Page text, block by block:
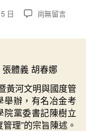
日
在
程”
夜
型
融
媒
尚無留言
體義 胡春娜
河文明與國度管
舉辦，有名冶金考
院黨委書記陳樹立
理”的宗旨陳述。